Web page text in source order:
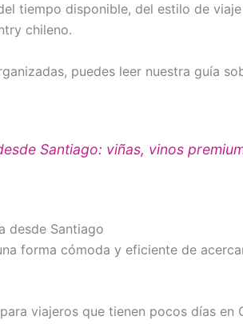
tiempo disponible, del estilo de
chileno.
puedes leer nuestra guía
Santiago: viñas, vinos
desde Santiago
forma cómoda y eficiente de
viajeros que tienen pocos días en